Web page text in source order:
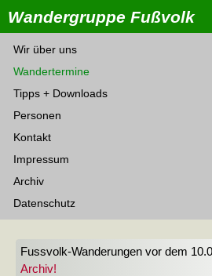
Wandergruppe Fußvolk
Wir über uns
Wandertermine
Tipps + Downloads
Personen
Kontakt
Impressum
Archiv
Datenschutz
Fussvolk-Wanderungen vor dem
Archiv!